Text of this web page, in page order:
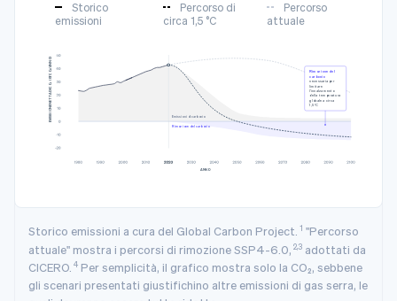
Storico
emissioni
Percorso di
circa 1,5 °C
Percorso
attuale
EMISSIONE NETTA DI CO₂ (GTCO₂/ANNO)
ANNO
Rimozione del carbonio
Emissioni di carbonio
Rimozione del
carbonio
necessaria per
limitare
l'innalzamento
della temperatura
globale a circa
1,5 °C
Storico emissioni a cura del Global Carbon Project. 1 "Percorso
attuale" mostra i percorsi di rimozione SSP4-6.0, 2,3 adottati da
CICERO. 4 Per semplicità, il grafico mostra solo la CO₂, sebbene
gli scenari presentati giustifichino altre emissioni di gas serra, le